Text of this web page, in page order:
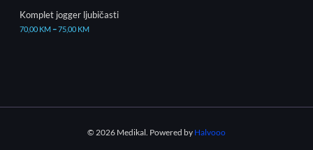
Komplet jogger ljubičasti
70,00 KM–75,00 KM
© 2026 Medikal. Powered by Halvooo